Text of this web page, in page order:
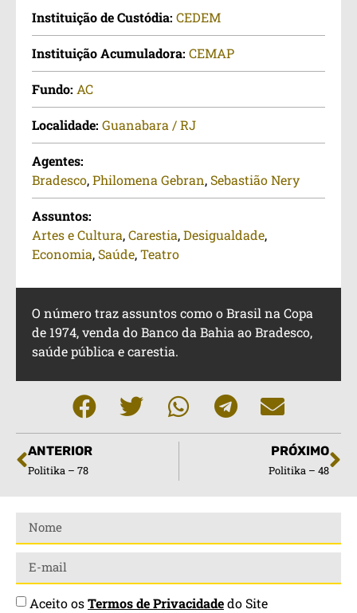
Instituição de Custódia: CEDEM
Instituição Acumuladora: CEMAP
Fundo: AC
Localidade: Guanabara / RJ
Agentes:
Bradesco,Philomena Gebran,Sebastião Nery
Assuntos:
Artes e Cultura,Carestia,Desigualdade,
Economia,Saúde,Teatro
O número traz assuntos como o Brasil na Copa
de 1974, venda do Banco da Bahia ao Bradesco,
saúde pública e carestia.
ANTERIOR
Politika – 78
PRÓXIMO
Politika – 48
Aceito osTermos de Privacidadedo Site